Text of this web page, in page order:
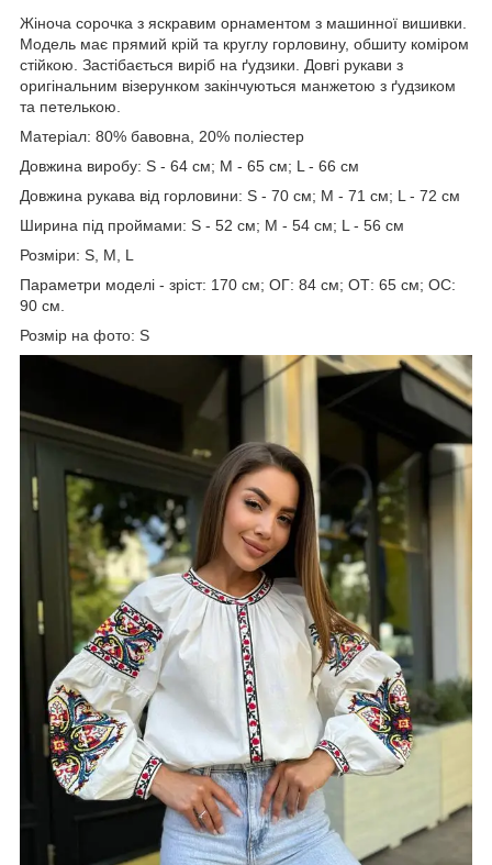
Жіноча сорочка з яскравим орнаментом з машинної вишивки.
Модель має прямий крій та круглу горловину, обшиту коміром
стійкою. Застібається виріб на ґудзики. Довгі рукави з
оригінальним візерунком закінчуються манжетою з ґудзиком
та петелькою.
Матеріал: 80% бавовна, 20% поліестер
Довжина виробу: S - 64 см; M - 65 см; L - 66 см
Довжина рукава від горловини: S - 70 см; M - 71 см; L - 72 см
Ширина під проймами: S - 52 см; M - 54 см; L - 56 см
Розміри: S, M, L
Параметри моделі - зріст: 170 см; ОГ: 84 см; ОТ: 65 см; ОС:
90 см.
Розмір на фото: S